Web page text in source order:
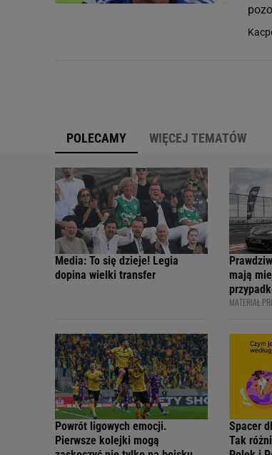
POLECAMY WIĘCEJ TEMATÓW
Media: To się dzieje! Legia
dopina wielki transfer
mają
Academy
MATERIAŁ
Powrót ligowych emocji.
Pierwsze kolejki mogą
Spacer
Tak